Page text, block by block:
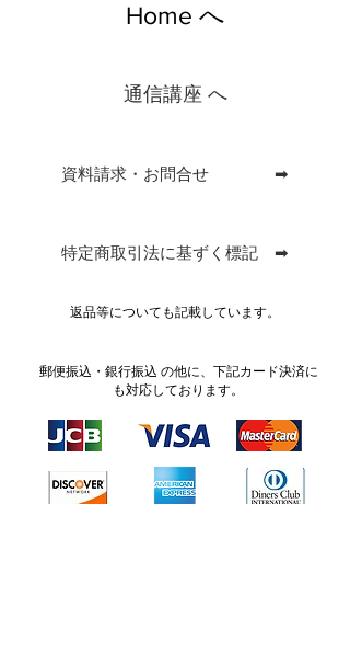
Home へ
通信講座 へ
資料請求・お問合せ ➡
特定商取引法に基ずく標記 ➡
返品等についても記載しています。
郵便振込・銀行振込 の他に、下記カード決済に
も対応しております。